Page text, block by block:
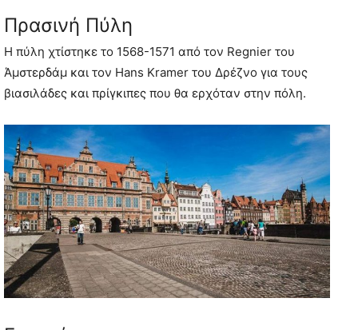
Πρασινή Πύλη
Η πύλη χτίστηκε το 1568-1571 από τον Regnier του
Άμστερδάμ και τον Hans Kramer του Δρέζνο για τους
βιασιλάδες και πρίγκιπες που θα ερχόταν στην πόλη.